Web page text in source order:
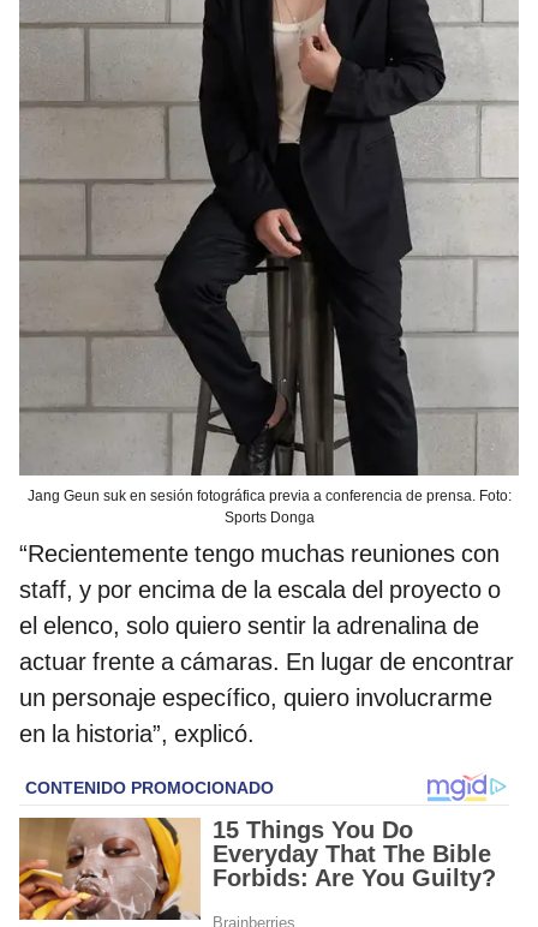
Jang Geun suk en sesión fotográfica previa a conferencia de prensa. Foto:
Sports Donga
“Recientemente tengo muchas reuniones con
staff, y por encima de la escala del proyecto o
el elenco, solo quiero sentir la adrenalina de
actuar frente a cámaras. En lugar de encontrar
un personaje específico, quiero involucrarme
en la historia”, explicó.